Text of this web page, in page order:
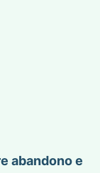
abandono e